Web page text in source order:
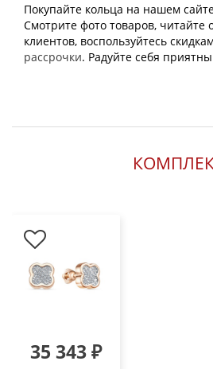
Покупайте кольца на нашем
Смотрите фото товаров, читайте
клиентов, воспользуйтесь
рассрочки. Радуйте себя
35 343 ₽